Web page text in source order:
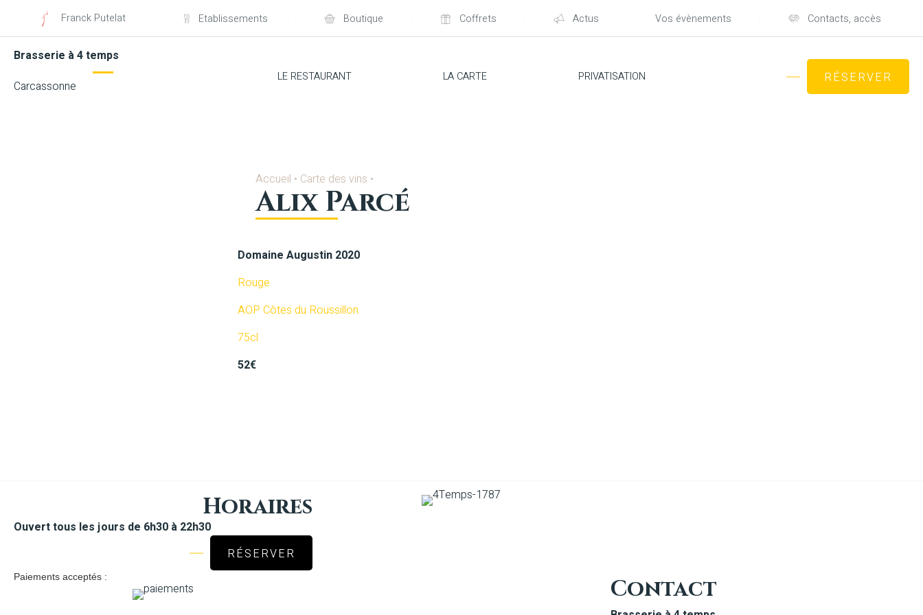
Franck Putelat Etablissements Boutique Coffrets Actus Vos évènements Contacts, accès
Brasserie à 4 temps
Carcassonne
LE RESTAURANT LA CARTE PRIVATISATION RÉSERVER
Accueil • Carte des vins •
Alix Parcé
Domaine Augustin 2020
Rouge
AOP Côtes du Roussillon
75cl
52€
Horaires
Ouvert tous les jours de 6h30 à 22h30
RÉSERVER
Paiements acceptés : Contact